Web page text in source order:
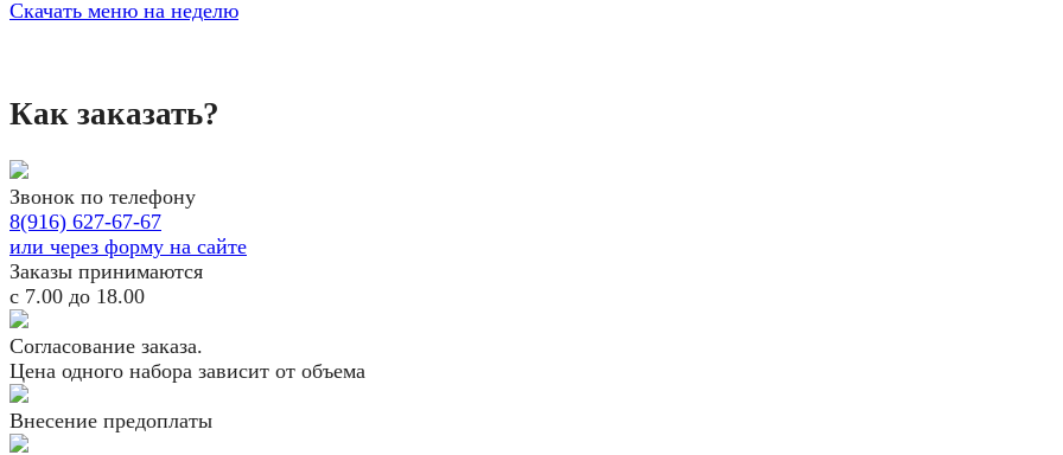
Скачать меню на неделю
Как заказать?
Звонок по телефону
8(916) 627-67-67
или через форму на сайте
Заказы принимаются
с 7.00 до 18.00
Согласование заказа.
Цена одного набора зависит от объема
Внесение предоплаты